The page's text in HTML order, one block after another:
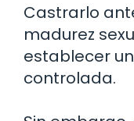
Castrarlo
madurez
establecer
controlada.